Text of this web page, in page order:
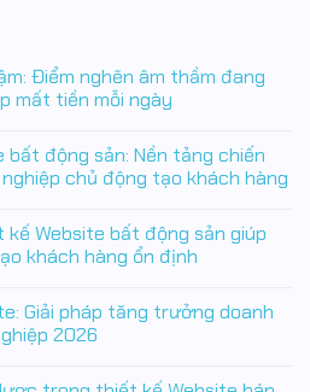
Điểm nghẽn âm thầm đang
mất tiền mỗi ngày
bất động sản: Nền tảng chiến
chủ động tạo khách hàng
Website bất động sản giúp
khách hàng ổn định
Giải pháp tăng trưởng doanh
2026